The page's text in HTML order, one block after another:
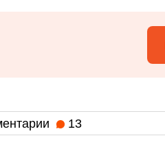
13